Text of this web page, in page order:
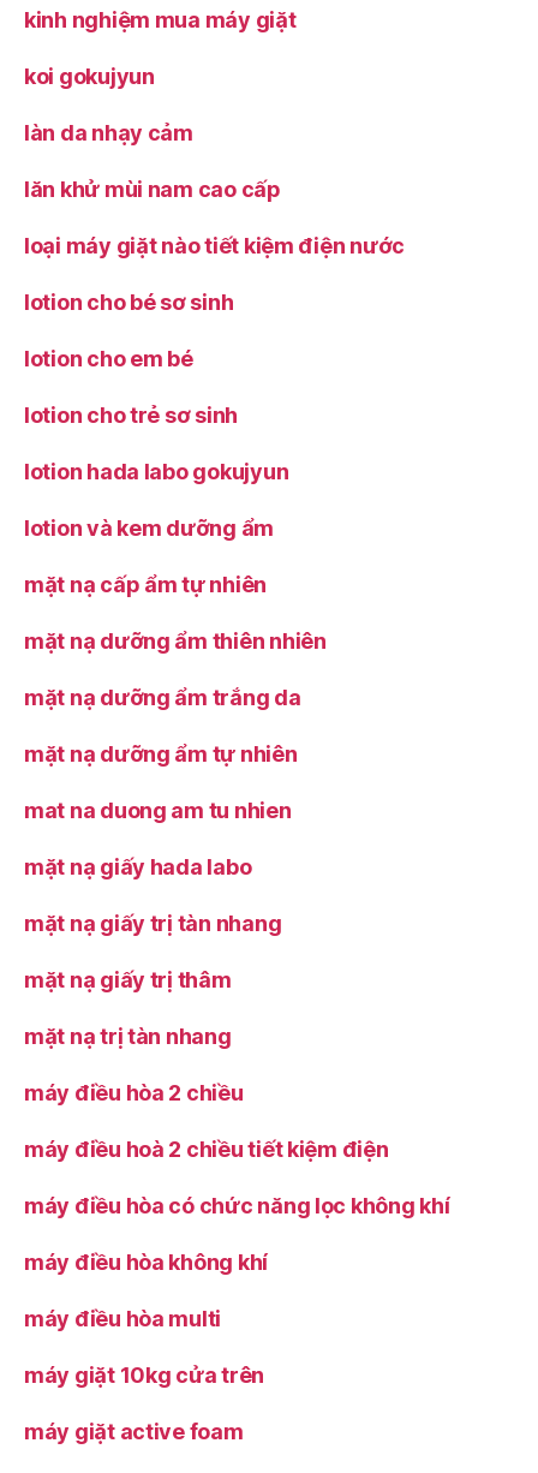
kinh nghiệm mua máy giặt
koi gokujyun
làn da nhạy cảm
lăn khử mùi nam cao cấp
loại máy giặt nào tiết kiệm điện nước
lotion cho bé sơ sinh
lotion cho em bé
lotion cho trẻ sơ sinh
lotion hada labo gokujyun
lotion và kem dưỡng ẩm
mặt nạ cấp ẩm tự nhiên
mặt nạ dưỡng ẩm thiên nhiên
mặt nạ dưỡng ẩm trắng da
mặt nạ dưỡng ẩm tự nhiên
mat na duong am tu nhien
mặt nạ giấy hada labo
mặt nạ giấy trị tàn nhang
mặt nạ giấy trị thâm
mặt nạ trị tàn nhang
máy điều hòa 2 chiều
máy điều hoà 2 chiều tiết kiệm điện
máy điều hòa có chức năng lọc không khí
máy điều hòa không khí
máy điều hòa multi
máy giặt 10kg cửa trên
máy giặt active foam